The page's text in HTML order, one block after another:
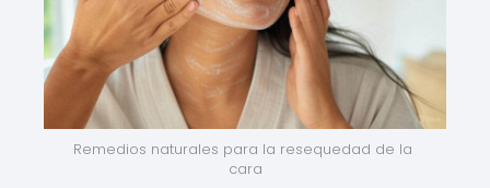
Remedios naturales para la resequedad de la
cara